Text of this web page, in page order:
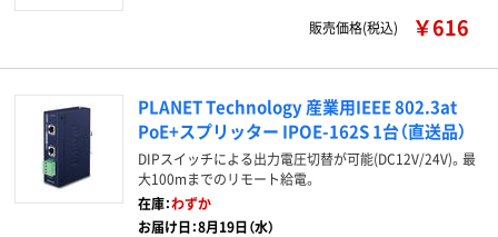
販売価格(税込) ￥616
PLANET Technology 産業用IEEE 802.3at
PoE+スプリッター IPOE-162S 1台（直送品）
DIPスイッチによる出力電圧切替が可能(DC12V/24V)。最
大100mまでのリモート給電。
在庫：わずか
お届け日：8月19日（水）